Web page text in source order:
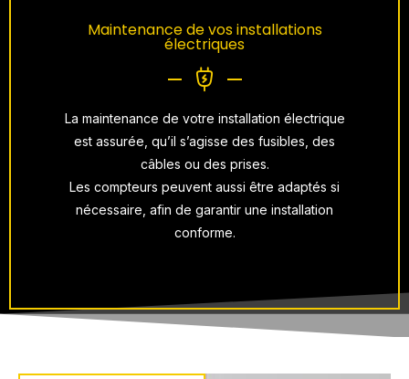
Maintenance de vos installations
électriques
La maintenance de votre installation électrique
est assurée, qu’il s’agisse des fusibles, des
câbles ou des prises.
Les compteurs peuvent aussi être adaptés si
nécessaire, afin de garantir une installation
conforme.